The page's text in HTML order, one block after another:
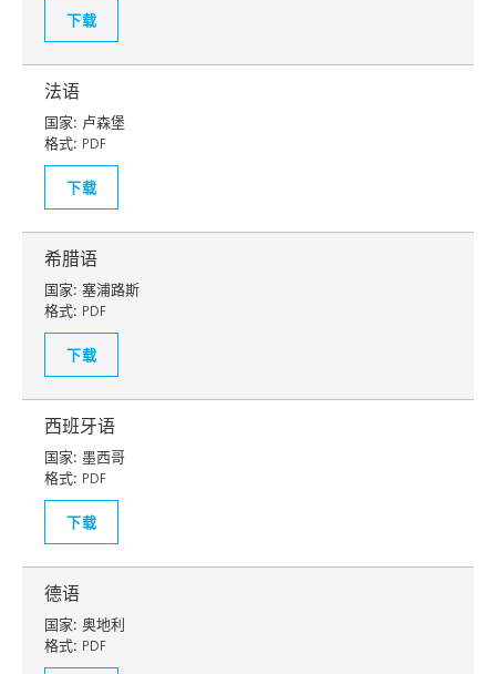
下载
法语
国家: 卢森堡
格式: PDF
下载
希腊语
国家: 塞浦路斯
格式: PDF
下载
西班牙语
国家: 墨西哥
格式: PDF
下载
德语
国家: 奥地利
格式: PDF